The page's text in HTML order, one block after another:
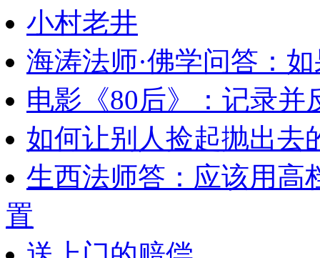
小村老井
海涛法师·佛学问答：
电影《80后》：记录并
如何让别人捡起抛出去
生西法师答：应该用高
置